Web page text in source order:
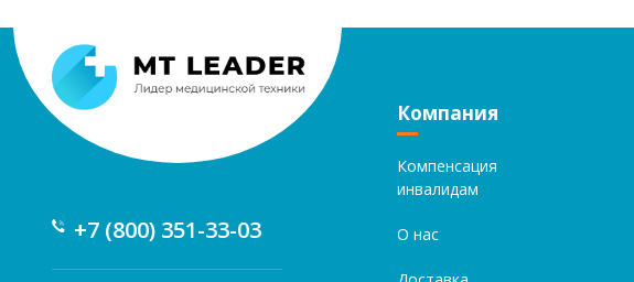
+7 (800) 351-33-03
Компания
Компенсация
инвалидам
О нас